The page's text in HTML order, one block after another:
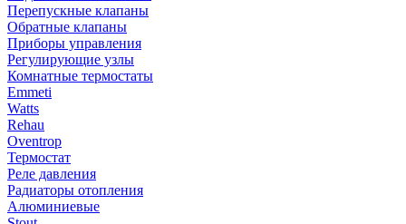
Перепускные клапаны
Обратные клапаны
Приборы управления
Регулирующие узлы
Комнатные термостаты
Emmeti
Watts
Rehau
Oventrop
Термостат
Реле давления
Радиаторы отопления
Алюминиевые